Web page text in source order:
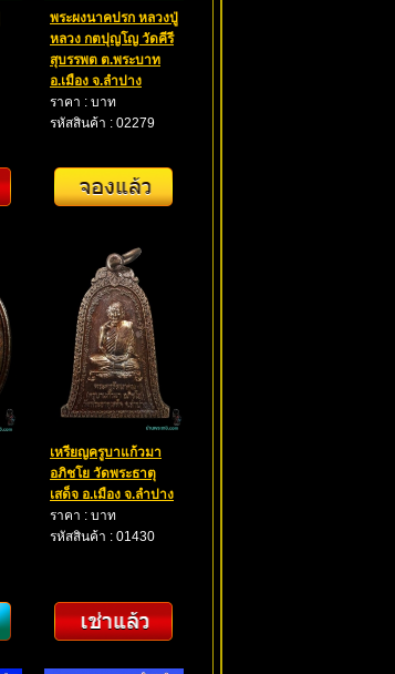
พระผงนาคปรก หลวงปู่
หลวง กตปุญโญ วัดคีรี
สุบรรพต ต.พระบาท
อ.เมือง จ.ลำปาง
ราคา : บาท
รหัสสินค้า : 02279
เหรียญครูบาแก้วมา
อภิชโย วัดพระธาตุ
เสด็จ อ.เมือง จ.ลำปาง
ราคา : บาท
รหัสสินค้า : 01430